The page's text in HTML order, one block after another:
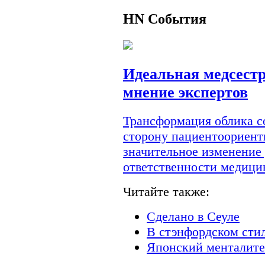
HN События
Идеальная
мнение экспертов
Трансформация облика
сторону
значительное
ответственности
Читайте также:
Сделано в Сеуле
В стэнфордском
Японский